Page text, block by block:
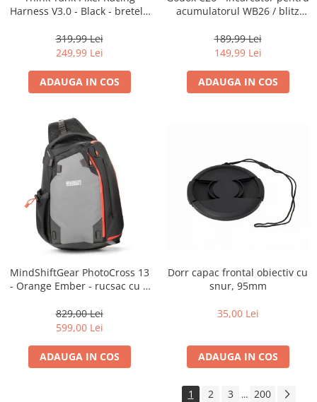
diapozitive 35mm color
diapozitive late 120mm color
negative 35mm color
negative late 120mm alb-negru
negative late 120mm color
Scanere Film
Binocluri, Lupe si Telescoape
Binocluri
Accesorii pentru Lunete si
Telescoape
Aparate de colectie
Aparate foto de colectie reflex,
format 24x36mm
Aparate foto de colectie, cu burduf
Harness V3.0 - Black - bretele
319,99 Lei
249,99 Lei
ADAUGA IN COS
acumulatorul WB26 / blitz
189,99 Lei
149,99 Lei
ADAUGA IN COS
MindShiftGear PhotoCross 13
- Orange Ember - rucsac cu o
829,00 Lei
599,00 Lei
ADAUGA IN COS
Dorr capac frontal obiectiv cu
snur, 95mm
35,00 Lei
ADAUGA IN COS
1 2 3 ... 200